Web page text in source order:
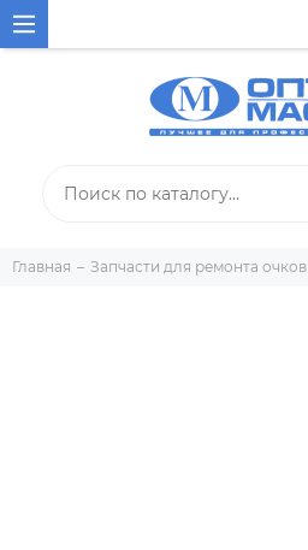
Главная Запчасти для ремонта очков